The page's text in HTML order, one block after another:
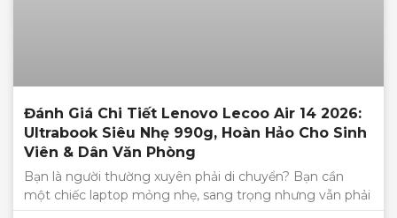
Đánh Giá Chi Tiết Lenovo Lecoo Air 14 2026:
Ultrabook Siêu Nhẹ 990g, Hoàn Hảo Cho Sinh
Viên & Dân Văn Phòng
Bạn là người thường xuyên phải di chuyển? Bạn cần
một chiếc laptop mỏng nhẹ, sang trọng nhưng vẫn phải